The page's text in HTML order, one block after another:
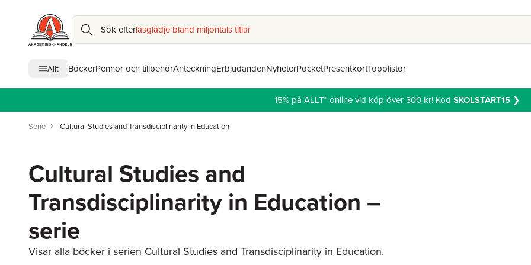
Sök efterläsglädje bland miljontals titlar
Allt BöckerPennor och tillbehörAnteckningErbjudandenNyheterPocketPresentkortTopplistor
15% på ALLT* online vid köp över 300 kr! Kod SKOLSTART15❯
Serie Cultural Studies and Transdisciplinarity in Education
Cultural Studies and
Transdisciplinarity in Education –
serie
Visar alla böcker i serien Cultural Studies and Transdisciplinarity in Education.